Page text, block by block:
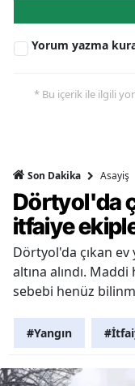
Yorum yazma
* Bu içerik ile ilgili
Son Dakika Asayiş
Dörtyol'da
itfaiye
Dörtyol'da çıkan
altına alındı.
sebebi henüz
#Yangın